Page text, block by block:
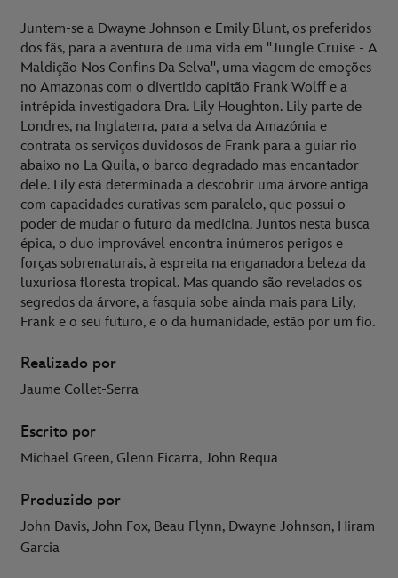
Juntem-se a Dwayne Johnson e Emily Blunt, os preferidos
dos fãs, para a aventura de uma vida em "Jungle Cruise - A
Maldição Nos Confins Da Selva", uma viagem de emoções
no Amazonas com o divertido capitão Frank Wolff e a
intrépida investigadora Dra. Lily Houghton. Lily parte de
Londres, na Inglaterra, para a selva da Amazónia e
contrata os serviços duvidosos de Frank para a guiar rio
abaixo no La Quila, o barco degradado mas encantador
dele. Lily está determinada a descobrir uma árvore antiga
com capacidades curativas sem paralelo, que possui o
poder de mudar o futuro da medicina. Juntos nesta busca
épica, o duo improvável encontra inúmeros perigos e
forças sobrenaturais, à espreita na enganadora beleza da
luxuriosa floresta tropical. Mas quando são revelados os
segredos da árvore, a fasquia sobe ainda mais para Lily,
Frank e o seu futuro, e o da humanidade, estão por um fio.
Realizado por
Jaume Collet-Serra
Escrito por
Michael Green, Glenn Ficarra, John Requa
Produzido por
John Davis, John Fox, Beau Flynn, Dwayne Johnson, Hiram
Garcia